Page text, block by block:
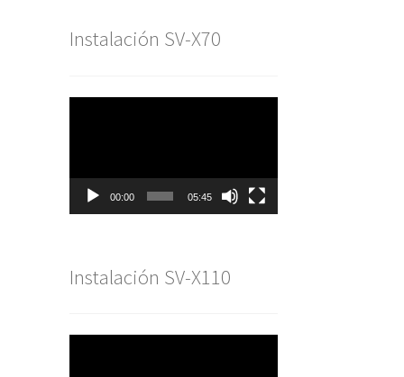
Instalación SV-X70
00:00 05:45
Instalación SV-X110